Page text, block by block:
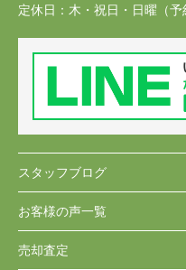
定休日： 木・祝日・日曜（予
スタッフブログ
お客様の声一覧
売却査定